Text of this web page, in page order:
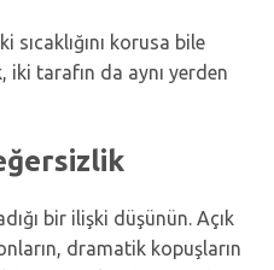
sıcaklığını korusa bile
iki tarafın da aynı yerden
bir ilişki düşünün. Açık
dramatik kopuşların